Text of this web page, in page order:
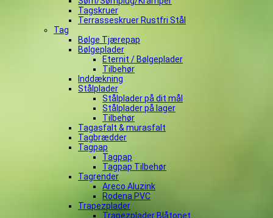
Tagskruer
Terrasseskruer Rustfri Stål
Tag
Bølge Tjærepap
Bølgeplader
Eternit / Bølgeplader
Tilbehør
Inddækning
Stålplader
Stålplader på dit mål
Stålplader på lager
Tilbehør
Tagasfalt & murasfalt
Tagbrædder
Tagpap
Tagpap
Tagpap Tilbehør
Tagrender
Areco Aluzink
Rodena PVC
Trapezplader
Trapezplader Blåtonet